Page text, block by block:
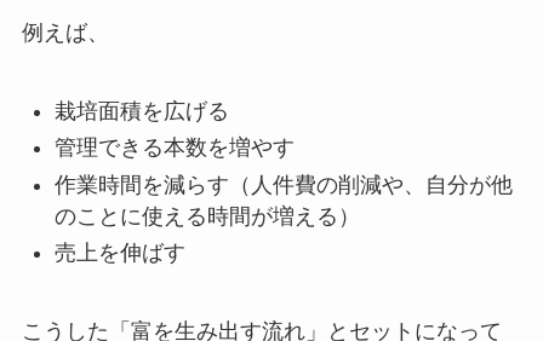
例えば、
栽培面積を広げる
管理できる本数を増やす
作業時間を減らす（人件費の削減や、自分が他
のことに使える時間が増える）
売上を伸ばす
こうした「富を生み出す流れ」とセットになって